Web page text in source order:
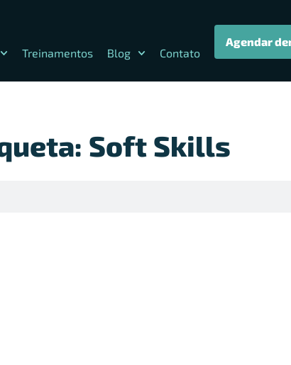
Treinamentos Blog Contato
Agendar
Soft Skills